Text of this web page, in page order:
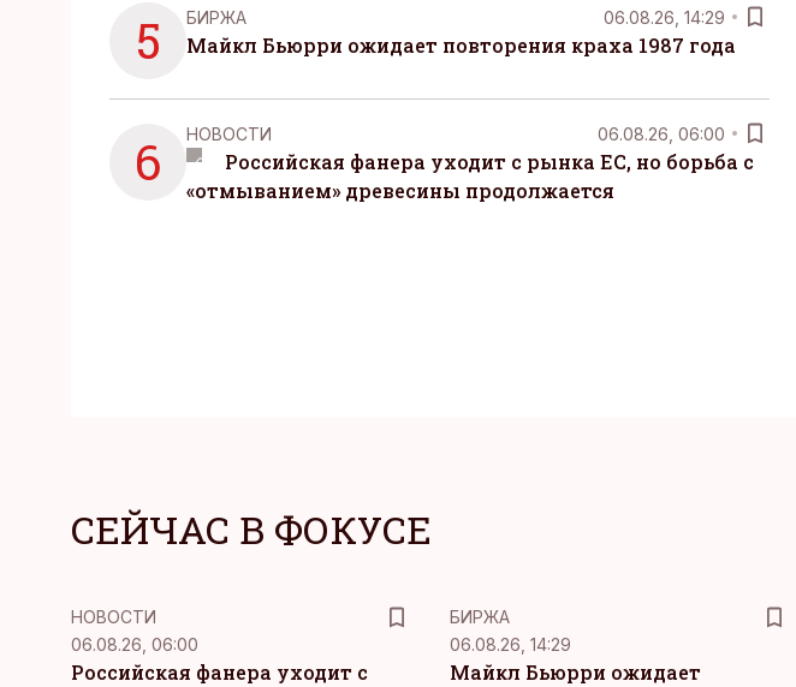
5 БИРЖА 06.08.26, 14:29
Майкл Бьюрри ожидает повторения краха 1987 года
6 НОВОСТИ 06.08.26, 06:00
Российская фанера уходит с рынка ЕС, но борьба с
«отмыванием» древесины продолжается
СЕЙЧАС В ФОКУСЕ
НОВОСТИ
06.08.26, 06:00
Российская фанера уходит с
БИРЖА
06.08.26, 14:29
Майкл Бьюрри ожидает